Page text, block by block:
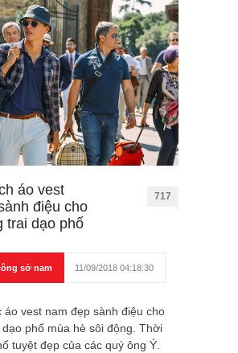
áo vest
điệu cho
trai dạo phố
717
sở nam 11/09/2018 04:18:30
áo vest nam đẹp sành điệu cho
phố mùa hè sôi động. Thời
tuyệt đẹp của các quý ông Ý.